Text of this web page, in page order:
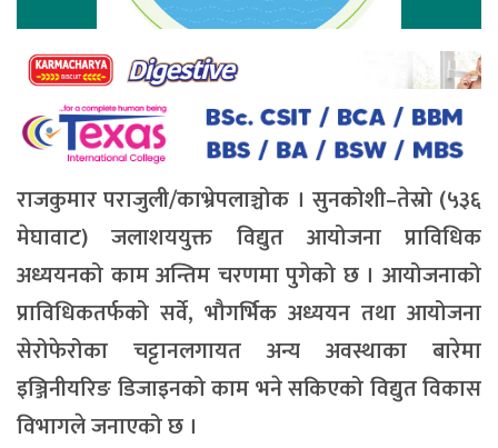
राजकुमार पराजुली/काभ्रेपलाञ्चोक । सुनकोशी–तेस्रो (५३६
मेघावाट) जलाशययुक्त विद्युत आयोजना प्राविधिक
अध्ययनको काम अन्तिम चरणमा पुगेको छ । आयोजनाको
प्राविधिकतर्फको सर्वे, भौगर्भिक अध्ययन तथा आयोजना
सेरोफेरोका चट्टानलगायत अन्य अवस्थाका बारेमा
इञ्जिनीयरिङ डिजाइनको काम भने सकिएको विद्युत विकास
विभागले जनाएको छ ।